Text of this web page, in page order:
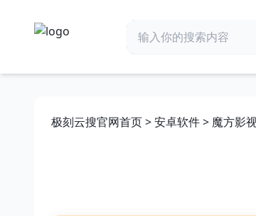
极刻云搜官网首页>安卓软件> 魔方影